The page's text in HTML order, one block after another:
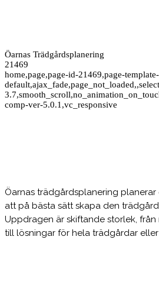
Öarnas Trädgårdsplanering
21469
home,page,page-id-21469,page-template-
comp-ver-5.0.1,vc_responsive
Öarnas trädgårdsplanering
att på bästa sätt skapa den
Uppdragen är skiftande storlek,
till lösningar för hela trädgårdar